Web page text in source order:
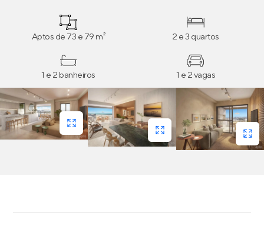
Aptos de 73 e 79 m² 2 e 3 quartos
1 e 2 banheiros 1 e 2 vagas